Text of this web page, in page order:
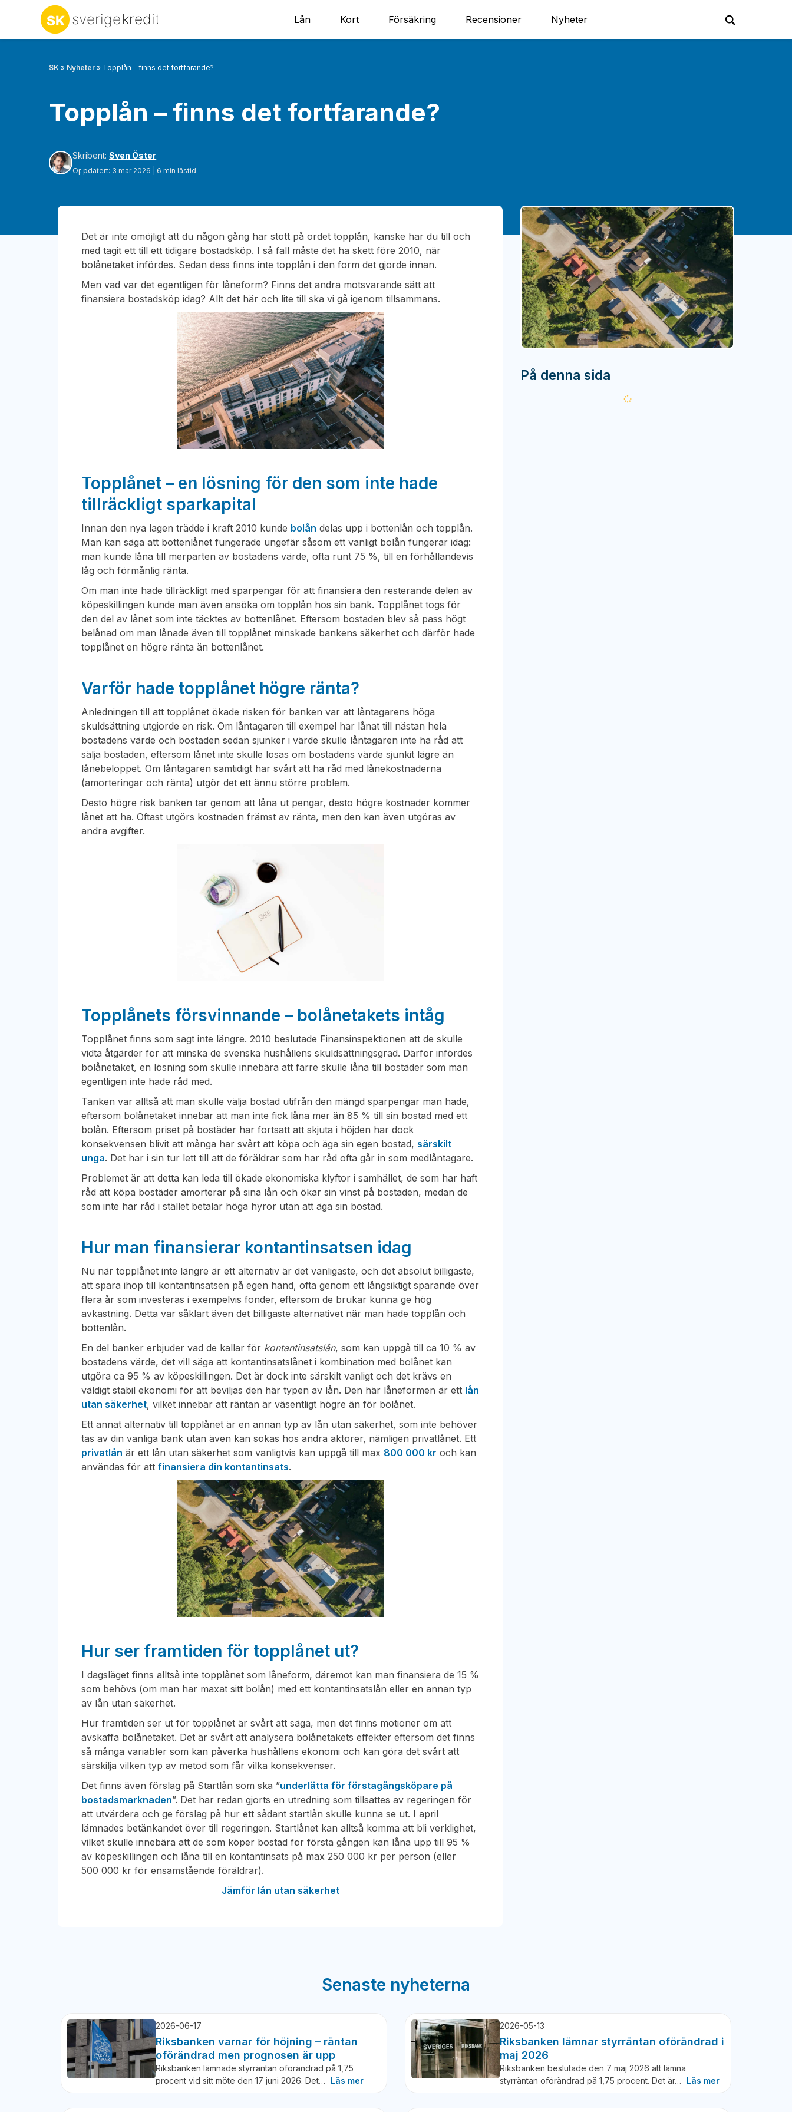
Lån Kort Försäkring Recensioner Nyheter
SK » Nyheter » Topplån – finns det fortfarande?
Topplån – finns det fortfarande?
Skribent:Sven Öster
Oppdatert: 3 mar 2026 | 6 min lästid
Det är inte omöjligt att du någon gång har stött på ordet topplån, kanske har du till och
med tagit ett till ett tidigare bostadsköp. I så fall måste det ha skett före 2010, när
bolånetaket infördes. Sedan dess finns inte topplån i den form det gjorde innan.
Men vad var det egentligen för låneform? Finns det andra motsvarande sätt att
finansiera bostadsköp idag? Allt det här och lite till ska vi gå igenom tillsammans.
Topplånet – en lösning för den som inte hade
tillräckligt sparkapital
Innan den nya lagen trädde i kraft 2010 kunde bolån delas upp i bottenlån och topplån.
Man kan säga att bottenlånet fungerade ungefär såsom ett vanligt bolån fungerar idag:
man kunde låna till merparten av bostadens värde, ofta runt 75 %, till en förhållandevis
låg och förmånlig ränta.
Om man inte hade tillräckligt med sparpengar för att finansiera den resterande delen av
köpeskillingen kunde man även ansöka om topplån hos sin bank. Topplånet togs för
den del av lånet som inte täcktes av bottenlånet. Eftersom bostaden blev så pass högt
belånad om man lånade även till topplånet minskade bankens säkerhet och därför hade
topplånet en högre ränta än bottenlånet.
Varför hade topplånet högre ränta?
Anledningen till att topplånet ökade risken för banken var att låntagarens höga
skuldsättning utgjorde en risk. Om låntagaren till exempel har lånat till nästan hela
bostadens värde och bostaden sedan sjunker i värde skulle låntagaren inte ha råd att
sälja bostaden, eftersom lånet inte skulle lösas om bostadens värde sjunkit lägre än
lånebeloppet. Om låntagaren samtidigt har svårt att ha råd med lånekostnaderna
(amorteringar och ränta) utgör det ett ännu större problem.
Desto högre risk banken tar genom att låna ut pengar, desto högre kostnader kommer
lånet att ha. Oftast utgörs kostnaden främst av ränta, men den kan även utgöras av
andra avgifter.
Topplånets försvinnande – bolånetakets intåg
Topplånet finns som sagt inte längre. 2010 beslutade Finansinspektionen att de skulle
vidta åtgärder för att minska de svenska hushållens skuldsättningsgrad. Därför infördes
bolånetaket, en lösning som skulle innebära att färre skulle låna till bostäder som man
egentligen inte hade råd med.
Tanken var alltså att man skulle välja bostad utifrån den mängd sparpengar man hade,
eftersom bolånetaket innebar att man inte fick låna mer än 85 % till sin bostad med ett
bolån. Eftersom priset på bostäder har fortsatt att skjuta i höjden har dock
konsekvensen blivit att många har svårt att köpa och äga sin egen bostad,särskilt
unga. Det har i sin tur lett till att de föräldrar som har råd ofta går in som medlåntagare.
Problemet är att detta kan leda till ökade ekonomiska klyftor i samhället, de som har haft
råd att köpa bostäder amorterar på sina lån och ökar sin vinst på bostaden, medan de
som inte har råd i stället betalar höga hyror utan att äga sin bostad.
Hur man finansierar kontantinsatsen idag
Nu när topplånet inte längre är ett alternativ är det vanligaste, och det absolut billigaste,
att spara ihop till kontantinsatsen på egen hand, ofta genom ett långsiktigt sparande över
flera år som investeras i exempelvis fonder, eftersom de brukar kunna ge hög
avkastning. Detta var såklart även det billigaste alternativet när man hade topplån och
bottenlån.
En del banker erbjuder vad de kallar för kontantinsatslån, som kan uppgå till ca 10 % av
bostadens värde, det vill säga att kontantinsatslånet i kombination med bolånet kan
utgöra ca 95 % av köpeskillingen. Det är dock inte särskilt vanligt och det krävs en
väldigt stabil ekonomi för att beviljas den här typen av lån. Den här låneformen är ett lån
utan säkerhet, vilket innebär att räntan är väsentligt högre än för bolånet.
Ett annat alternativ till topplånet är en annan typ av lån utan säkerhet, som inte behöver
tas av din vanliga bank utan även kan sökas hos andra aktörer, nämligen privatlånet. Ett
privatlån är ett lån utan säkerhet som vanligtvis kan uppgå till max 800 000 kr och kan
användas för attfinansiera din kontantinsats.
Hur ser framtiden för topplånet ut?
I dagsläget finns alltså inte topplånet som låneform, däremot kan man finansiera de 15 %
som behövs (om man har maxat sitt bolån) med ett kontantinsatslån eller en annan typ
av lån utan säkerhet.
Hur framtiden ser ut för topplånet är svårt att säga, men det finns motioner om att
avskaffa bolånetaket. Det är svårt att analysera bolånetakets effekter eftersom det finns
så många variabler som kan påverka hushållens ekonomi och kan göra det svårt att
särskilja vilken typ av metod som får vilka konsekvenser.
Det finns även förslag på Startlån som ska ”underlätta för förstagångsköpare på
bostadsmarknaden”. Det har redan gjorts en utredning som tillsattes av regeringen för
att utvärdera och ge förslag på hur ett sådant startlån skulle kunna se ut. I april
lämnades betänkandet över till regeringen. Startlånet kan alltså komma att bli verklighet,
vilket skulle innebära att de som köper bostad för första gången kan låna upp till 95 %
av köpeskillingen och låna till en kontantinsats på max 250 000 kr per person (eller
500 000 kr för ensamstående föräldrar).
Jämför lån utan säkerhet
På denna sida
Läser
Senaste nyheterna
2026-06-17
Riksbanken varnar för höjning – räntan
oförändrad men prognosen är upp
Riksbanken lämnade styrräntan oförändrad på 1,75
procent vid sitt möte den 17 juni 2026. Det…
Läs mer
2026-05-13
Riksbanken lämnar styrräntan oförändrad i
maj 2026
Riksbanken beslutade den 7 maj 2026 att lämna
styrräntan oförändrad på 1,75 procent. Det är…
Läs mer